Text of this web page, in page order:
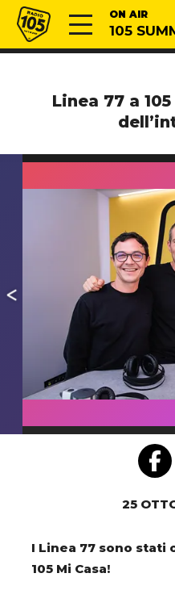
Vai al contenuto
Radio 105 ON AIR
105
Linea 77 a
25
I Linea 77 sono stati
105 Mi Casa!